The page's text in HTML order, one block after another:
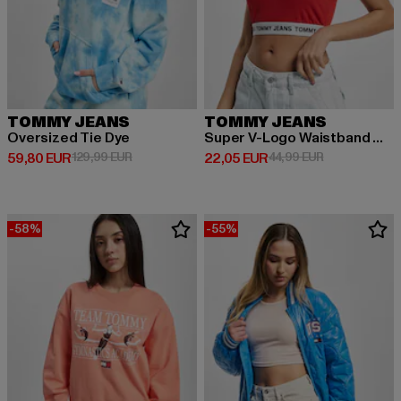
TOMMY JEANS
Oversized Tie Dye
59,80 EUR
Derzeitiger Preis: 59,80 EUR
129,99 EURAktionspreis: 129,99 EUR
TOMMY JEANS
Super V-Logo Waistband Crop
22,05 EUR
Derzeitiger Preis: 22,05 EUR
44,99 EURAktionspreis:
-58% -55%